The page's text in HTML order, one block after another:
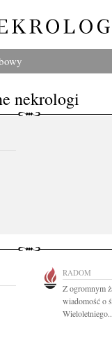
nekrologi
RADOM
Z ogromnym
wiadomość o